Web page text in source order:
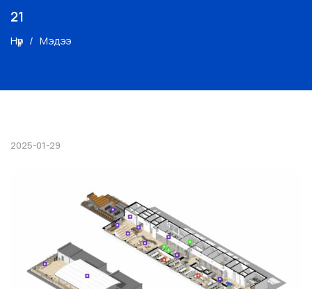
21
Нүүр Мэдээ
2025-01-29